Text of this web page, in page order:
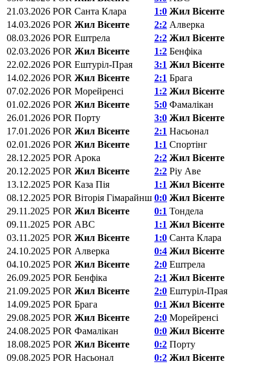
21.03.2026 POR Санта Клара 1:0 Жил Вісенте
14.03.2026 POR Жил Вісенте 2:2 Алверка
08.03.2026 POR Ештрела 2:2 Жил Вісенте
02.03.2026 POR Жил Вісенте 1:2 Бенфіка
22.02.2026 POR Ештуріл-Прая 3:1 Жил Вісенте
14.02.2026 POR Жил Вісенте 2:1 Брага
07.02.2026 POR Морейренсі 1:2 Жил Вісенте
01.02.2026 POR Жил Вісенте 5:0 Фамалікан
26.01.2026 POR Порту 3:0 Жил Вісенте
17.01.2026 POR Жил Вісенте 2:1 Насьонал
02.01.2026 POR Жил Вісенте 1:1 Спортінг
28.12.2025 POR Арока 2:2 Жил Вісенте
20.12.2025 POR Жил Вісенте 2:2 Ріу Аве
13.12.2025 POR Каза Пія 1:1 Жил Вісенте
08.12.2025 POR Віторія Гімарайнш 0:0 Жил Вісенте
29.11.2025 POR Жил Вісенте 0:1 Тондела
09.11.2025 POR АВС 1:1 Жил Вісенте
03.11.2025 POR Жил Вісенте 1:0 Санта Клара
24.10.2025 POR Алверка 0:4 Жил Вісенте
04.10.2025 POR Жил Вісенте 2:0 Ештрела
26.09.2025 POR Бенфіка 2:1 Жил Вісенте
21.09.2025 POR Жил Вісенте 2:0 Ештуріл-Прая
14.09.2025 POR Брага 0:1 Жил Вісенте
29.08.2025 POR Жил Вісенте 2:0 Морейренсі
24.08.2025 POR Фамалікан 0:0 Жил Вісенте
18.08.2025 POR Жил Вісенте 0:2 Порту
09.08.2025 POR Насьонал 0:2 Жил Вісенте